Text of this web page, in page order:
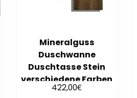
Mineralguss
Duschwanne
Duschtasse Stein
verschiedene Farben
Dusche Flach – Holz
422,00€